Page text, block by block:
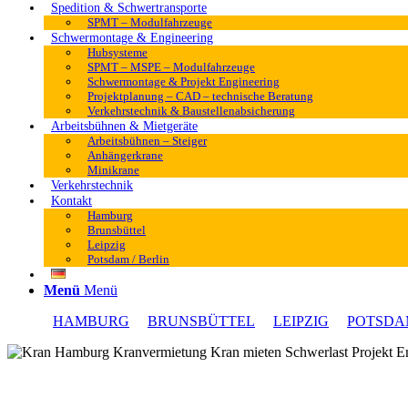
Spedition & Schwertransporte
SPMT – Modulfahrzeuge
Schwermontage & Engineering
Hubsysteme
SPMT – MSPE – Modulfahrzeuge
Schwermontage & Projekt Engineering
Projektplanung – CAD – technische Beratung
Verkehrstechnik & Baustellenabsicherung
Arbeitsbühnen & Mietgeräte
Arbeitsbühnen – Steiger
Anhängerkrane
Minikrane
Verkehrstechnik
Kontakt
Hamburg
Brunsbüttel
Leipzig
Potsdam / Berlin
Menü Menü
HAMBURG
BRUNSBÜTTEL LEIPZIG